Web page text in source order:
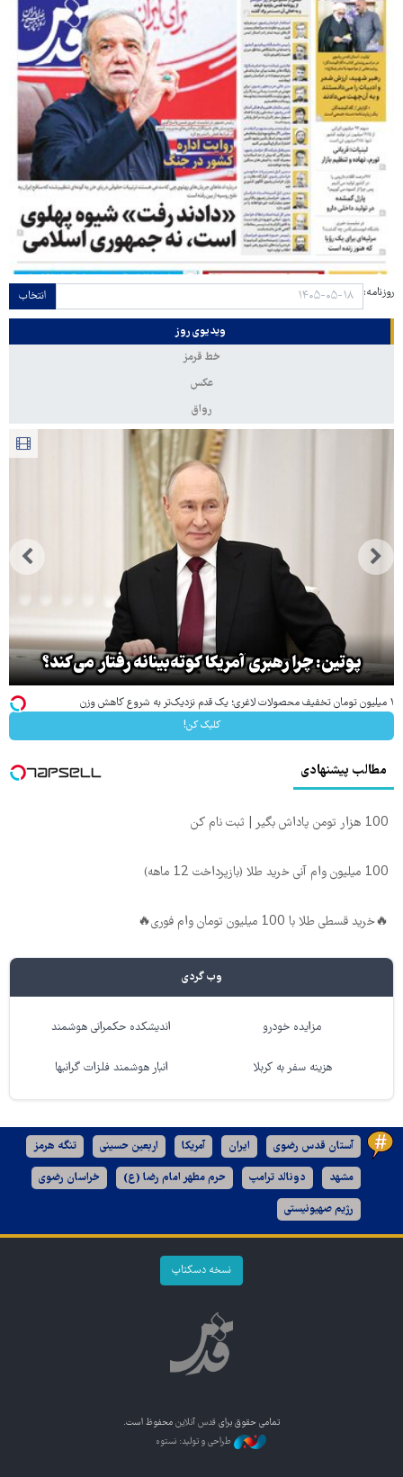
روزنامه: انتخاب
ویدیوی روز
خط قرمز
عکس
رواق
پوتین: چرا رهبری آمریکا کوته‌بینانه رفتار می‌کند؟
۱ میلیون تومان تخفیف محصولات لاغری؛ یک قدم نزدیک‌تر به شروع کاهش وزن
کلیک کن!
مطالب پیشنهادی
100 هزار تومن پاداش بگیر | ثبت نام کن
100 میلیون وام آنی خرید طلا (بازپرداخت 12 ماهه)
🔥خرید قسطی طلا با 100 میلیون تومان وام فوری🔥
وب گردی
مزایده خودرو اندیشکده حکمرانی هوشمند
هزینه سفر به کربلا انبار هوشمند فلزات گرانبها
آستان قدس رضوی ایران آمریکا اربعین حسینی تنگه هرمز
مشهد دونالد ترامپ حرم مطهر امام رضا (ع) خراسان رضوی
رژیم صهیونیستی
نسخه دسکتاپ
تمامی حقوق برای قدس آنلاین محفوظ است.
طراحی و تولید: نستوه